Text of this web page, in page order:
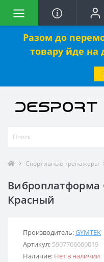
Разом до
товару йде на
Спортивные тренажеры
Виброплатформа
Красный
Производитель:GYMTEK
Артикул: 5907766660019
Наличие: Нет в наличии